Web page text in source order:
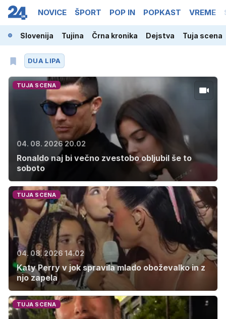
NOVICE ŠPORT POP IN POPKAST VREME
Slovenija Tujina Črna kronika Dejstva Tuja scena
DUA LIPA
TUJA SCENA
04. 08. 2026 20.02
Ronaldo naj bi večno zvestobo obljubil še to
soboto
TUJA SCENA
04. 08. 2026 14.02
Katy Perry v jok spravila mlado oboževalko in z
njo zapela
TUJA SCENA